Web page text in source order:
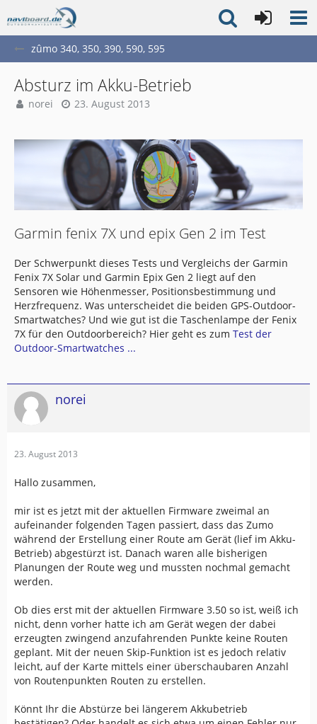
zûmo 340, 350, 390, 590, 595
Absturz im Akku-Betrieb
norei 23. August 2013
Garmin fenix 7X und epix Gen 2 im Test
Der Schwerpunkt dieses Tests und Vergleichs der Garmin
Fenix 7X Solar und Garmin Epix Gen 2 liegt auf den
Sensoren wie Höhenmesser, Positionsbestimmung und
Herzfrequenz. Was unterscheidet die beiden GPS-Outdoor-
Smartwatches? Und wie gut ist die Taschenlampe der Fenix
7X für den Outdoorbereich? Hier geht es zum Test der
Outdoor-Smartwatches ...
norei
23. August 2013
Hallo zusammen,
mir ist es jetzt mit der aktuellen Firmware zweimal an
aufeinander folgenden Tagen passiert, dass das Zumo
während der Erstellung einer Route am Gerät (lief im Akku-
Betrieb) abgestürzt ist. Danach waren alle bisherigen
Planungen der Route weg und mussten nochmal gemacht
werden.
Ob dies erst mit der aktuellen Firmware 3.50 so ist, weiß ich
nicht, denn vorher hatte ich am Gerät wegen der dabei
erzeugten zwingend anzufahrenden Punkte keine Routen
geplant. Mit der neuen Skip-Funktion ist es jedoch relativ
leicht, auf der Karte mittels einer überschaubaren Anzahl
von Routenpunkten Routen zu erstellen.
Könnt Ihr die Abstürze bei längerem Akkubetrieb